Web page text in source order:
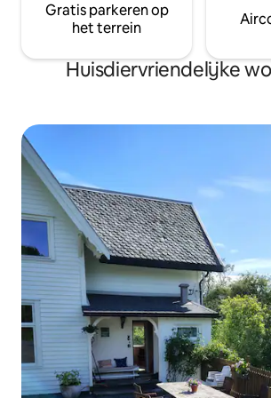
Gratis parkeren op
het terrein
Huisdiervriendelijke